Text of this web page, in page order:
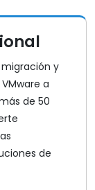
y
a
de 50
de